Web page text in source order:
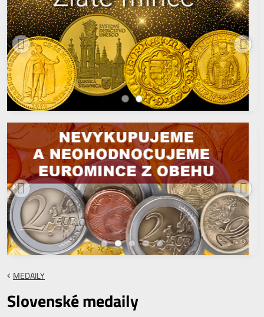
MEDAILY
Slovenské medaily